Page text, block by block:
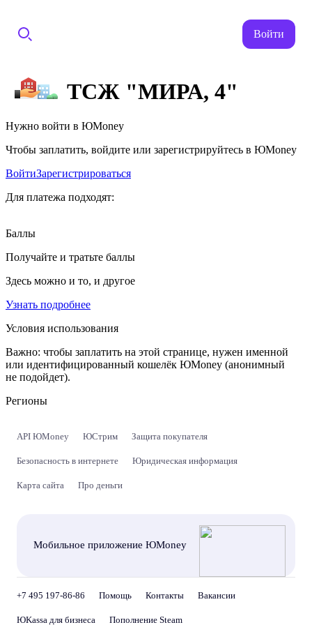
Войти
ТСЖ "МИРА, 4"
Нужно войти в ЮMoney
Чтобы заплатить, войдите или зарегистрируйтесь в ЮMoney
ВойтиЗарегистрироваться
Для платежа подходят:
Баллы
Получайте и тратьте баллы
Здесь можно и то, и другое
Узнать подробнее
Условия использования
Важно: чтобы заплатить на этой странице, нужен именной
или идентифицированный кошелёк ЮMoney (анонимный
не подойдет).
Регионы
API ЮMoney ЮСтрим Защита покупателя
Безопасность в интернете Юридическая информация
Карта сайта Про деньги
Мобильное приложение ЮMoney
+7 495 197-86-86 Помощь Контакты Вакансии
ЮKassa для бизнеса Пополнение Steam